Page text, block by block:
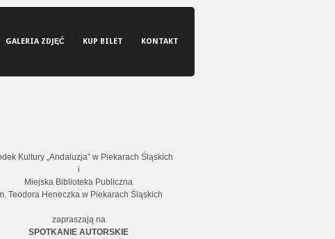
GALERIA ZDJĘĆ KUP BILET KONTAKT
Kultury „Andaluzja” w Piekarach Śląskich
i
Miejska Biblioteka Publiczna
Teodora Heneczka w Piekarach Śląskich
zapraszają na
SPOTKANIE AUTORSKIE